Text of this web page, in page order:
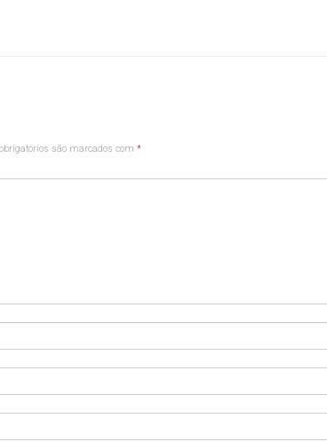
são marcados com *